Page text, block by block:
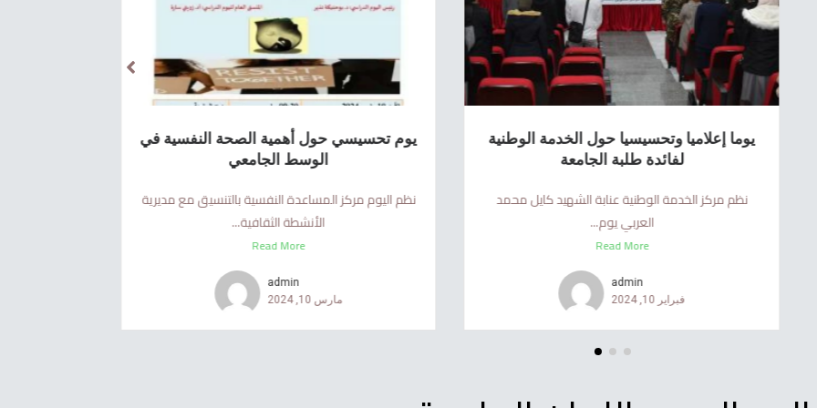
يوما إعلاميا وتحسيسيا حول الخدمة الوطنية
لفائدة طلبة الجامعة
نظم مركز الخدمة الوطنية عنابة الشهيد كايل محمد
العربي يوم...
Read More
admin
فبراير 10, 2024
يوم تحسيسي حول أهمية الصحة النفسية في
الوسط الجامعي
نظم اليوم مركز المساعدة النفسية بالتنسيق مع مديرية
الأنشطة الثقافية...
Read More
admin
مارس 10, 2024